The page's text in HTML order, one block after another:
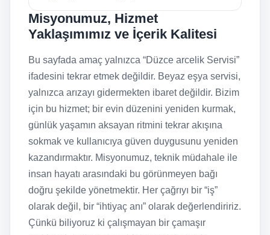
Misyonumuz, Hizmet
Yaklaşımımız ve İçerik Kalitesi
Bu sayfada amaç yalnızca “Düzce arcelik Servisi”
ifadesini tekrar etmek değildir. Beyaz eşya servisi,
yalnızca arızayı gidermekten ibaret değildir. Bizim
için bu hizmet; bir evin düzenini yeniden kurmak,
günlük yaşamın aksayan ritmini tekrar akışına
sokmak ve kullanıcıya güven duygusunu yeniden
kazandırmaktır. Misyonumuz, teknik müdahale ile
insan hayatı arasındaki bu görünmeyen bağı
doğru şekilde yönetmektir. Her çağrıyı bir “iş”
olarak değil, bir “ihtiyaç anı” olarak değerlendiririz.
Çünkü biliyoruz ki çalışmayan bir çamaşır